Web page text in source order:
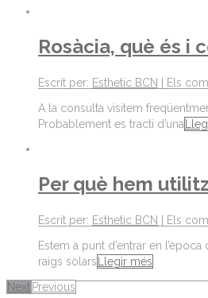
Rosàcia, què és i
Escrit per: Esthetic BCN
Els
A la consulta visitem
Probablement es tracti d’una
Per què hem
Escrit per: Esthetic BCN
Els
Estem a punt d’entrar en
raigs solars
Llegir més
Next Previous